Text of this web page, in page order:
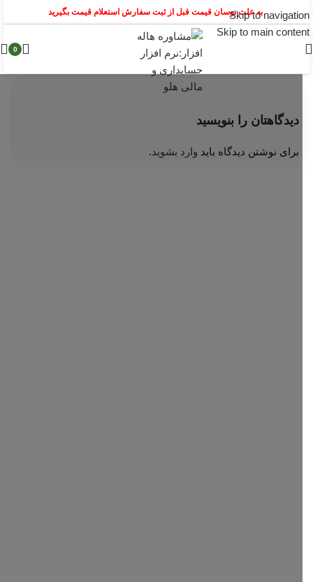
Skip to navigation
Skip to main content
به علت نوسان قیمت قبل از ثبت سفارش استعلام قیمت بگیرید
0
دیدگاهتان را بنویسید
برای نوشتن دیدگاه باید وارد بشوید .